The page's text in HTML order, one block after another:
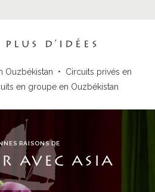
d’idées
Ouzbékistan • Circuits privés en
en groupe en Ouzbékistan
RAISONS DE
AVEC ASIA